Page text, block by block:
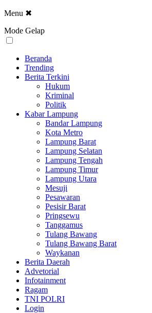
Menu ✖
Mode Gelap
Beranda
Trending
Berita Terkini
Hukum
Kriminal
Politik
Kabar Lampung
Bandar Lampung
Kota Metro
Lampung Barat
Lampung Selatan
Lampung Tengah
Lampung Timur
Lampung Utara
Mesuji
Pesawaran
Pesisir Barat
Pringsewu
Tanggamus
Tulang Bawang
Tulang Bawang Barat
Waykanan
Berita Daerah
Advetorial
Infotainment
Ragam
TNI POLRI
Login